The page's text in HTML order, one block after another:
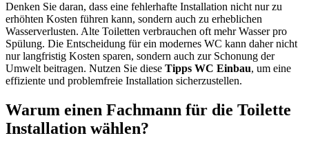
Denken Sie daran, dass eine fehlerhafte Installation nicht nur zu
erhöhten Kosten führen kann, sondern auch zu erheblichen
Wasserverlusten. Alte Toiletten verbrauchen oft mehr Wasser pro
Spülung. Die Entscheidung für ein modernes WC kann daher nicht
nur langfristig Kosten sparen, sondern auch zur Schonung der
Umwelt beitragen. Nutzen Sie diese Tipps WC Einbau, um eine
effiziente und problemfreie Installation sicherzustellen.
Warum einen Fachmann für die Toilette
Installation wählen?